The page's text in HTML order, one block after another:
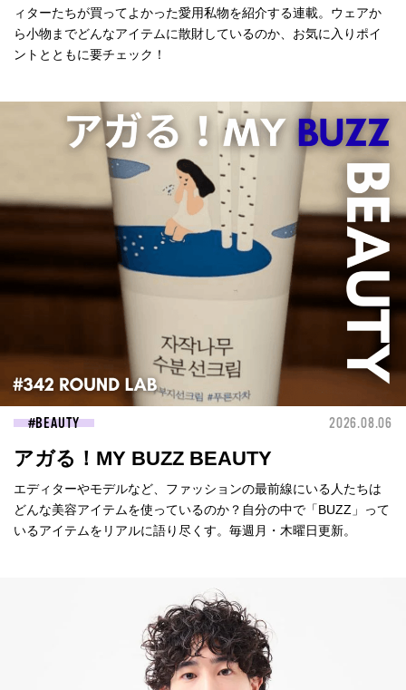
ィターたちが買ってよかった愛用私物を紹介する連載。ウェアか
ら小物までどんなアイテムに散財しているのか、お気に入りポイ
ントとともに要チェック！
BEAUTY 2026.08.06
アガる！MY BUZZ BEAUTY
エディターやモデルなど、ファッションの最前線にいる人たちは
どんな美容アイテムを使っているのか？自分の中で「BUZZ」って
いるアイテムをリアルに語り尽くす。毎週月・木曜日更新。